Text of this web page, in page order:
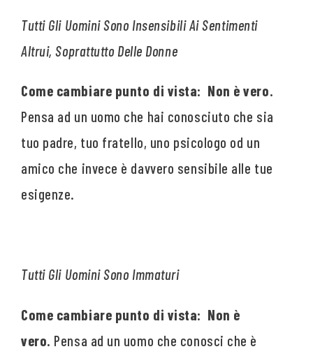
Tutti Gli Uomini Sono Insensibili Ai Sentimenti
Altrui, Soprattutto Delle Donne
Come cambiare punto di vista: Non è vero.
Pensa ad un uomo che hai conosciuto che sia
tuo padre, tuo fratello, uno psicologo od un
amico che invece è davvero sensibile alle tue
esigenze.
Tutti Gli Uomini Sono Immaturi
Come cambiare punto di vista: Non è
vero. Pensa ad un uomo che conosci che è